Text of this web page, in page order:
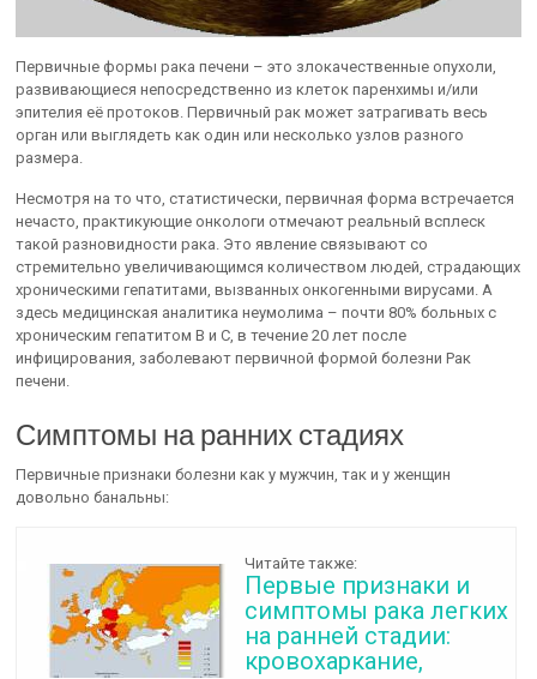
Первичные формы рака печени – это злокачественные опухоли,
развивающиеся непосредственно из клеток паренхимы и/или
эпителия её протоков. Первичный рак может затрагивать весь
орган или выглядеть как один или несколько узлов разного
размера.
Несмотря на то что, статистически, первичная форма встречается
нечасто, практикующие онкологи отмечают реальный всплеск
такой разновидности рака. Это явление связывают со
стремительно увеличивающимся количеством людей, страдающих
хроническими гепатитами, вызванных онкогенными вирусами. А
здесь медицинская аналитика неумолима – почти 80% больных с
хроническим гепатитом В и С, в течение 20 лет после
инфицирования, заболевают первичной формой болезни Рак
печени.
Симптомы на ранних стадиях
Первичные признаки болезни как у мужчин, так и у женщин
довольно банальны:
Читайте также:
Первые признаки и
симптомы рака легких
на ранней стадии:
кровохаркание,